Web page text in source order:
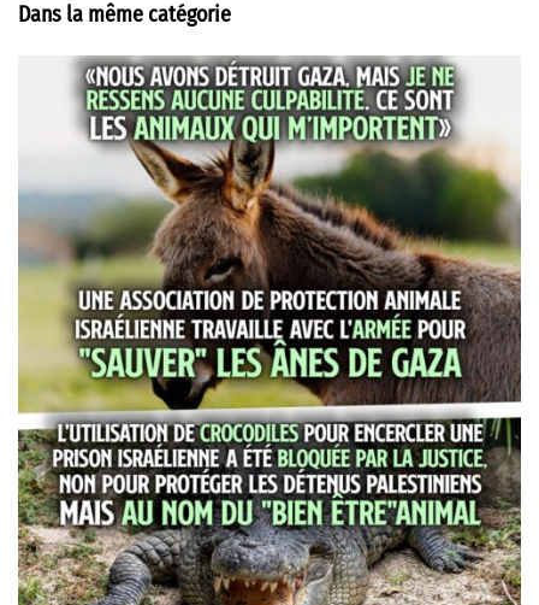
Dans la même catégorie